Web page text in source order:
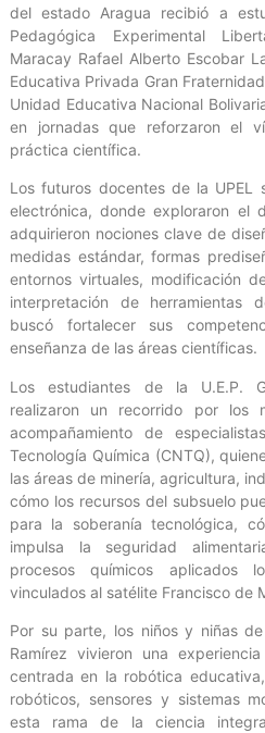
del estado Aragua recibió a
Pedagógica Experimental
Maracay Rafael Alberto Escobar
Educativa Privada Gran
Unidad Educativa Nacional
en jornadas que reforzaron el
práctica científica.
Los futuros docentes de la UPEL
electrónica, donde exploraron el
adquirieron nociones clave de
medidas estándar, formas
entornos virtuales, modificación
interpretación de herramientas
buscó fortalecer sus
enseñanza de las áreas científicas.
Los estudiantes de la U.E.P.
realizaron un recorrido por los
acompañamiento de
Tecnología Química (CNTQ),
las áreas de minería, agricultura,
cómo los recursos del subsuelo
para la soberanía tecnológica,
impulsa la seguridad
procesos químicos aplicados
vinculados al satélite Francisco de
Por su parte, los niños y niñas
Ramírez vivieron una
centrada en la robótica
robóticos, sensores y sistemas
esta rama de la ciencia